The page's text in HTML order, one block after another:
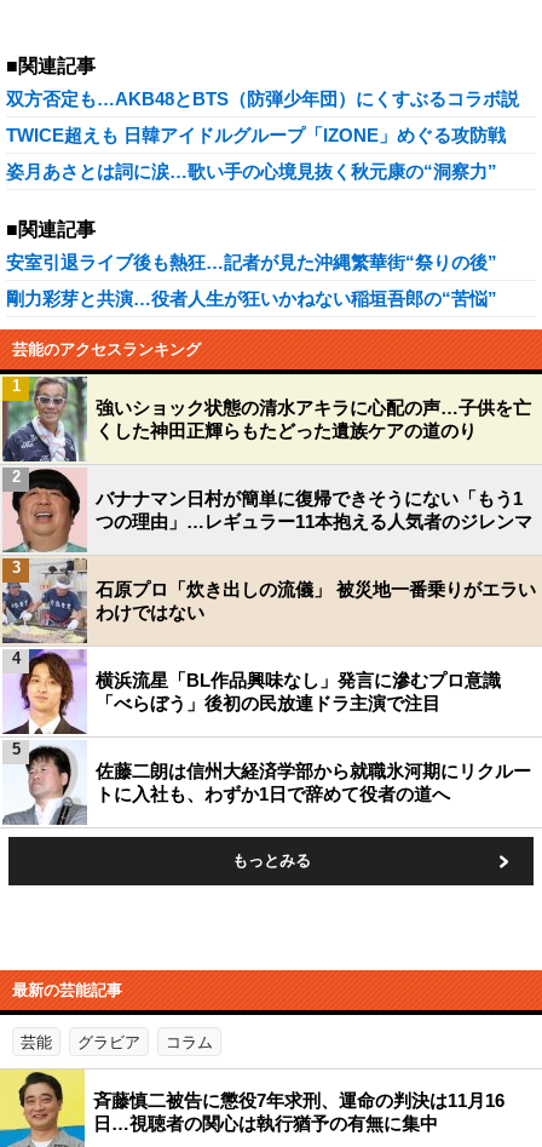
■関連記事
双方否定も…AKB48とBTS（防弾少年団）にくすぶるコラボ説
TWICE超えも 日韓アイドルグループ「IZONE」めぐる攻防戦
姿月あさとは詞に涙…歌い手の心境見抜く秋元康の“洞察力”
■関連記事
安室引退ライブ後も熱狂…記者が見た沖縄繁華街“祭りの後”
剛力彩芽と共演…役者人生が狂いかねない稲垣吾郎の“苦悩”
芸能のアクセスランキング
強いショック状態の清水アキラに心配の声…子供を亡
くした神田正輝らもたどった遺族ケアの道のり
1
バナナマン日村が簡単に復帰できそうにない「もう1
つの理由」…レギュラー11本抱える人気者のジレンマ
2
石原プロ「炊き出しの流儀」 被災地一番乗りがエラい
わけではない
3
横浜流星「BL作品興味なし」発言に滲むプロ意識
「べらぼう」後初の民放連ドラ主演で注目
4
佐藤二朗は信州大経済学部から就職氷河期にリクルー
トに入社も、わずか1日で辞めて役者の道へ
5
もっとみる
最新の芸能記事
芸能 グラビア コラム
斉藤慎二被告に懲役7年求刑、運命の判決は11月16
日…視聴者の関心は執行猶予の有無に集中